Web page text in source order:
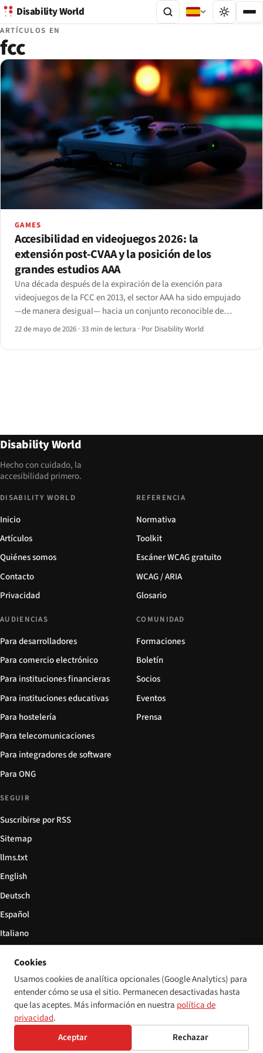
Disability World
ARTÍCULOS EN
fcc
GAMES
Accesibilidad en videojuegos 2026: la
extensión post-CVAA y la posición de los
grandes estudios AAA
Una década después de la expiración de la exención para
videojuegos de la FCC en 2013, el sector AAA ha sido empujado
—de manera desigual— hacia un conjunto reconocible de
funciones de accesibilidad. Este expediente reconstruye la
22 de mayo de 2026 ·33 min de lectura · Por Disability World
Disability World
Hecho con cuidado, la
accesibilidad primero.
DISABILITY WORLD
Inicio
Artículos
Quiénes somos
Contacto
Privacidad
REFERENCIA
Normativa
Toolkit
Escáner WCAG gratuito
WCAG / ARIA
Glosario
AUDIENCIAS
Para desarrolladores
Para comercio electrónico
Para instituciones financieras
Para instituciones educativas
Para hostelería
Para telecomunicaciones
Para integradores de software
Para ONG
COMUNIDAD
Formaciones
Boletín
Socios
Eventos
Prensa
SEGUIR
Suscribirse por RSS
Sitemap
llms.txt
English
Deutsch
Español
Italiano
© 2026 Disability World. Todos los derechos reservados. Configuración de cookies
DeutschEspañol 简体中文PolskiFrançais
Cookies
Usamos cookies de analítica opcionales (Google Analytics) para
entender cómo se usa el sitio. Permanecen desactivadas hasta
que las aceptes. Más información en nuestra política de
privacidad.
Aceptar
Rechazar